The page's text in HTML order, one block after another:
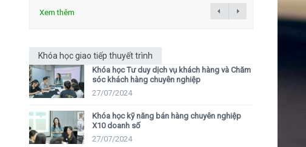
Xem thêm
Khóa học giao tiếp thuyết trình
Khóa học Tư duy dịch vụ khách hàng và Chăm
sóc khách hàng chuyên nghiệp
27/07/2024
Khóa học kỹ năng bán hàng chuyên nghiệp
X10 doanh số
27/07/2024